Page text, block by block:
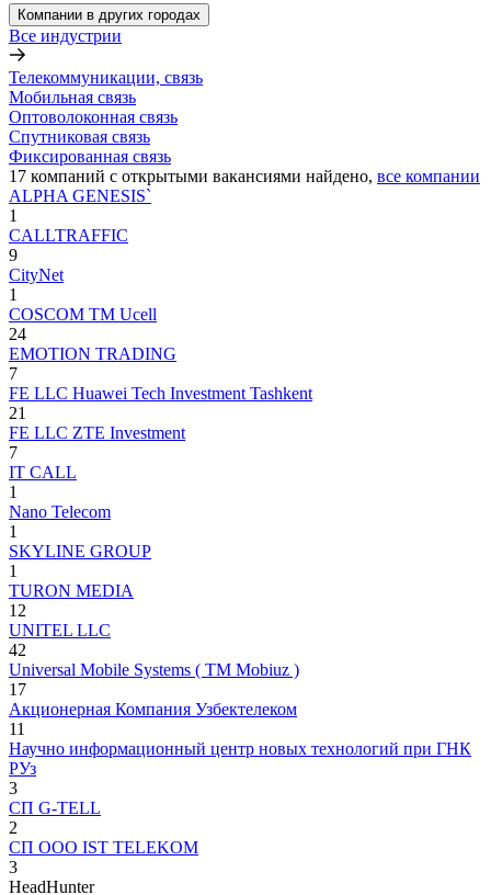
Компании в других городах
Все индустрии
Телекоммуникации, связь
Мобильная связь
Оптоволоконная связь
Спутниковая связь
Фиксированная связь
17 компаний с открытыми вакансиями найдено, все компании
ALPHA GENESIS`
1
CALLTRAFFIC
9
CityNet
1
COSCOM ТМ Ucell
24
EMOTION TRADING
7
FE LLC Huawei Tech Investment Tashkent
21
FE LLC ZTE Investment
7
IT CALL
1
Nano Telecom
1
SKYLINE GROUP
1
TURON MEDIA
12
UNITEL LLC
42
Universal Mobile Systems ( ТМ Mobiuz )
17
Акционерная Компания Узбектелеком
11
Научно информационный центр новых технологий при ГНК
РУз
3
СП G-TELL
2
СП ООО IST TELEKOM
3
HeadHunter